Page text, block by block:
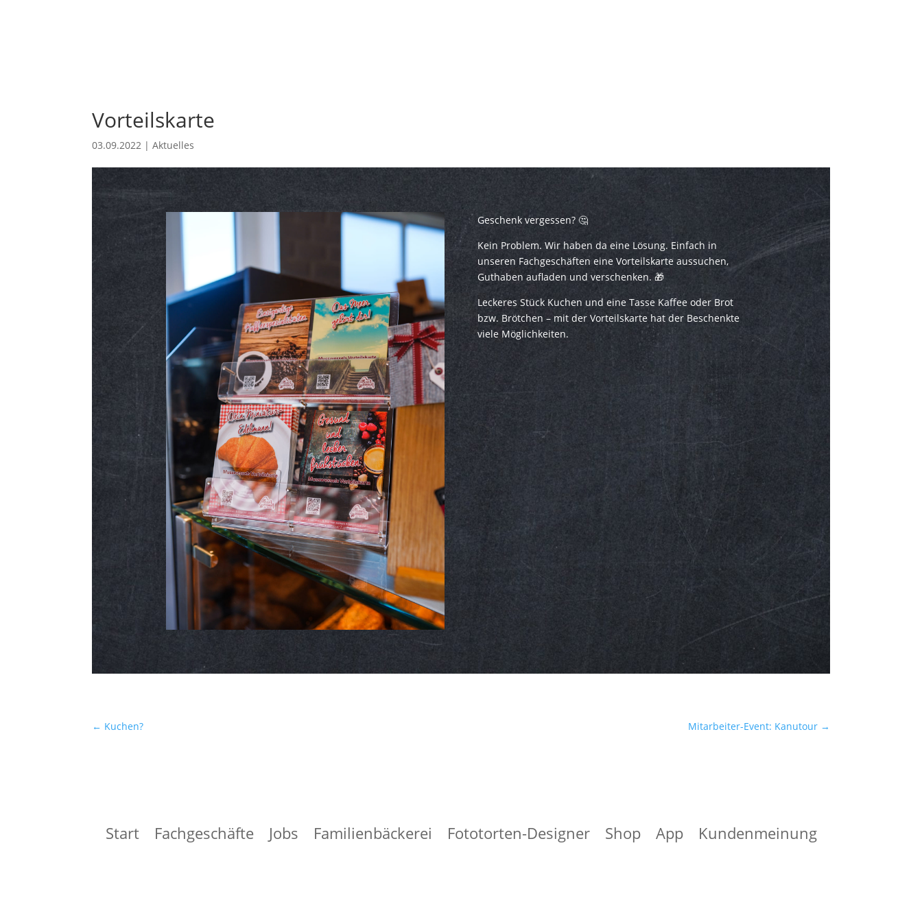
Vorteilskarte
03.09.2022 |Aktuelles
Geschenk vergessen? 🤔
Kein Problem. Wir haben da eine Lösung. Einfach in
unseren Fachgeschäften eine Vorteilskarte aussuchen,
Guthaben aufladen und verschenken. 🎁
Leckeres Stück Kuchen und eine Tasse Kaffee oder Brot
bzw. Brötchen – mit der Vorteilskarte hat der Beschenkte
viele Möglichkeiten.
← Kuchen? Mitarbeiter-Event: Kanutour→
Start Fachgeschäfte Jobs Familienbäckerei Fototorten-Designer Shop App Kundenmeinung